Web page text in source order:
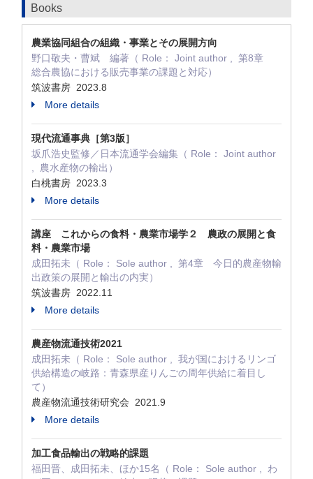
Books
農業協同組合の組織・事業とその展開方向
野口敬夫・曹斌 編著（ Role： Joint author , 第8章
総合農協における販売事業の課題と対応）
筑波書房 2023.8
More details
現代流通事典［第3版］
坂爪浩史監修／日本流通学会編集（ Role： Joint author
, 農水産物の輸出）
白桃書房 2023.3
More details
講座 これからの食料・農業市場学２ 農政の展開と食
料・農業市場
成田拓未（ Role： Sole author , 第4章 今日的農産物輸
出政策の展開と輸出の内実）
筑波書房 2022.11
More details
農産物流通技術2021
成田拓未（ Role： Sole author , 我が国におけるリンゴ
供給構造の岐路：青森県産りんごの周年供給に着目し
て）
農産物流通技術研究会 2021.9
More details
加工食品輸出の戦略的課題
福田晋、成田拓未、ほか15名（ Role： Sole author , わ